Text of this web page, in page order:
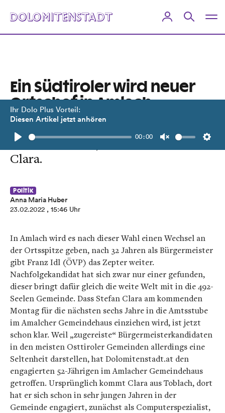
Ihr Dolo Plus Vorteil:
Diesen Artikel jetzt anhören
Play
00:00
Unmute
Ein Südtiroler wird neuer
Ortschef in Amlach
Dass man sich auch als "Auswärtiger"
etablieren kann, beweist Stefan
Clara.
Politik
Anna Maria Huber
23.02.2022 , 15:46 Uhr
In Amlach wird es nach dieser Wahl einen Wechsel an
der Ortsspitze geben, nach 32 Jahren als Bürgermeister
gibt Franz Idl (ÖVP) das Zepter weiter.
Nachfolgekandidat hat sich zwar nur einer gefunden,
dieser bringt dafür gleich die weite Welt mit in die 492-
Seelen Gemeinde. Dass Stefan Clara am kommenden
Montag für die nächsten sechs Jahre in die Amtsstube
im Amalcher Gemeindehaus einziehen wird, ist jetzt
schon klar. Weil „zugereiste“ Bürgermeisterkandidaten
in den meisten Osttiroler Gemeinden allerdings eine
Seltenheit darstellen, hat Dolomitenstadt.at den
engagierten 52-Jährigen im Amlacher Gemeindehaus
getroffen. Ursprünglich kommt Clara aus Toblach, dort
hat er sich schon in sehr jungen Jahren in der
Gemeinde engagiert, zunächst als Computerspezialist,